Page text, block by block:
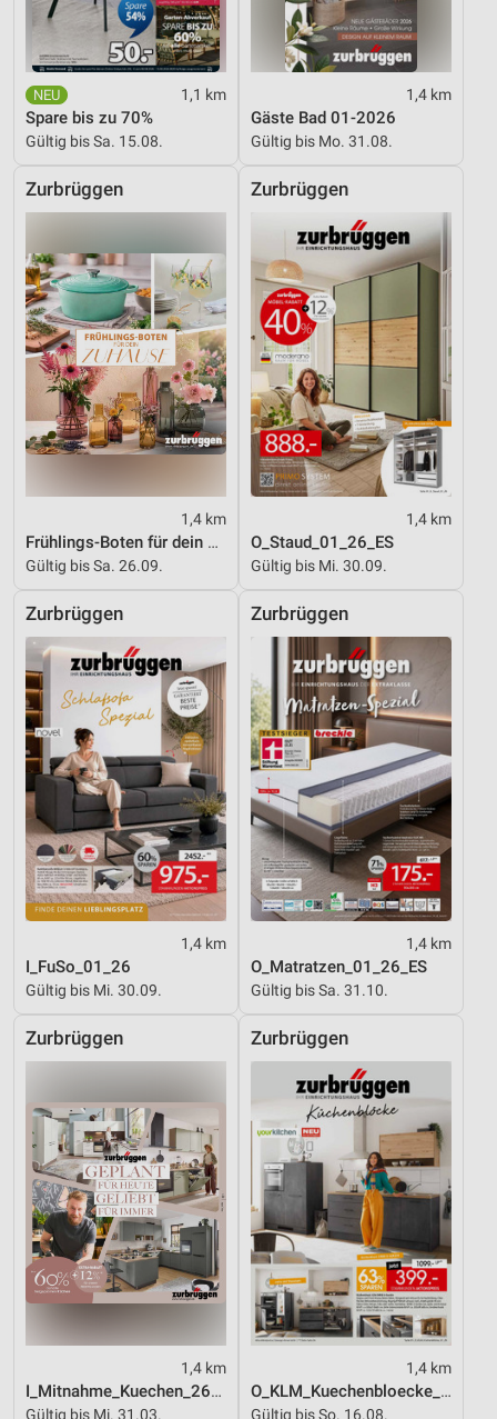
1,1 km
Spare bis zu 70%
Gültig bis Sa. 15.08.
1,4 km
Gäste Bad 01-2026
Gültig bis Mo. 31.08.
Zurbrüggen
1,4 km
Frühlings-Boten für dein Zuhause
Gültig bis Sa. 26.09.
Zurbrüggen
1,4 km
O_Staud_01_26_ES
Gültig bis Mi. 30.09.
Zurbrüggen
1,4 km
I_FuSo_01_26
Gültig bis Mi. 30.09.
Zurbrüggen
1,4 km
O_Matratzen_01_26_ES
Gültig bis Sa. 31.10.
Zurbrüggen
1,4 km
I_Mitnahme_Kuechen_26_ES
Gültig bis Mi. 31.03.
Zurbrüggen
1,4 km
O_KLM_Kuechenbloecke_01_26_ES
Gültig bis So. 16.08.